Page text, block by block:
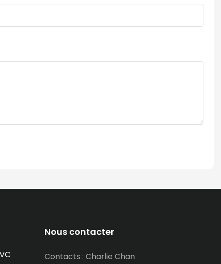
Nous contacter
Contacts : Charlie Chan